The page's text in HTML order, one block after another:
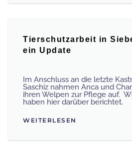
Tierschutzarbeit in
ein Update
Im Anschluss an die letzte
Saschiz nahmen Anca und
ihren Welpen zur Pflege auf.
haben hier darüber berichtet.
WEITERLESEN